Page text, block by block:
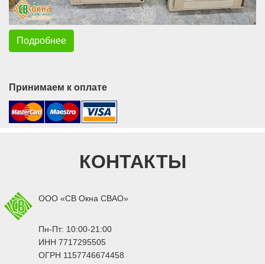
Подробнее
Принимаем к оплате
КОНТАКТЫ
ООО «СВ Окна СВАО»
Пн-Пт: 10:00-21:00
ИНН 7717295505
ОГРН 1157746674458